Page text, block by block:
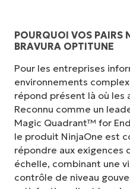
POURQUOI VOS PAIRS
BRAVURA OPTITUNE
Pour les entreprises
environnements
répond présent là où les
Reconnu comme un
Magic Quadrant™ for
le produit NinjaOne est
répondre aux exigences
échelle, combinant une
contrôle de niveau